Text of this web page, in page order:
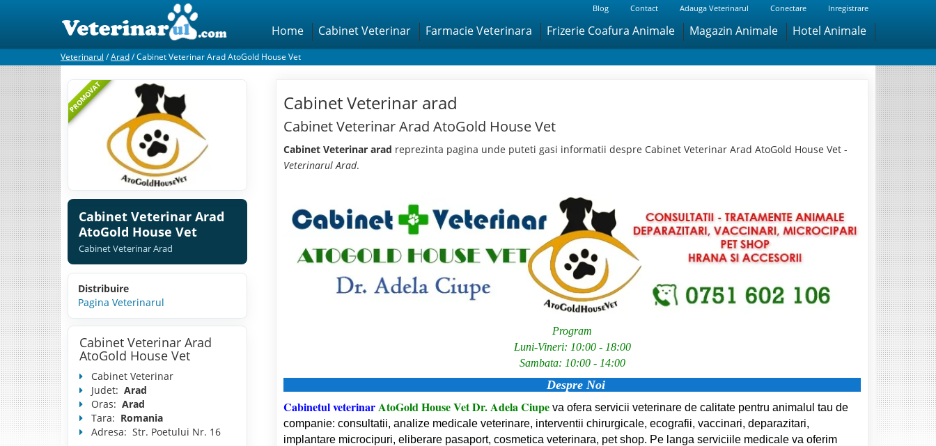
Blog Contact Adauga Veterinarul Conectare Inregistrare
Home Cabinet Veterinar Farmacie Veterinara Frizerie Coafura Animale Magazin Animale Hotel Animale
Veterinarul /Arad/Cabinet Veterinar Arad AtoGold House Vet
PROMOVAT
Cabinet Veterinar Arad
AtoGold House Vet
Cabinet Veterinar Arad
Distribuire
Pagina Veterinarul
Cabinet Veterinar Arad
AtoGold House Vet
Cabinet Veterinar
Judet: Arad
Oras: Arad
Tara: Romania
Adresa: Str. Poetului Nr. 16
Cabinet Veterinar arad
Cabinet Veterinar Arad AtoGold House Vet
Cabinet Veterinar arad reprezinta pagina unde puteti gasi informatii despre Cabinet Veterinar Arad AtoGold House Vet -
Veterinarul Arad.
Program
Luni-Vineri: 10:00 - 18:00
Sambata: 10:00 - 14:00
Despre Noi
Cabinetul veterinar AtoGold House Vet Dr. Adela Ciupe va ofera servicii veterinare de calitate pentru animalul tau de
companie: consultatii, analize medicale veterinare, interventii chirurgicale, ecografii, vaccinari, deparazitari,
implantare microcipuri, eliberare pasaport, cosmetica veterinara, pet shop. Pe langa serviciile medicale va oferim